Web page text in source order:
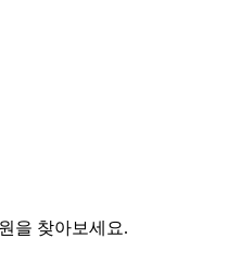
을 찾아보세요.